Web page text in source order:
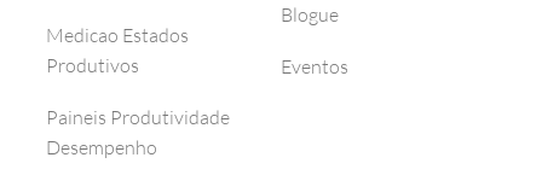
Medicao Estados
Produtivos
Paineis Produtividade
Desempenho
Blogue
Eventos